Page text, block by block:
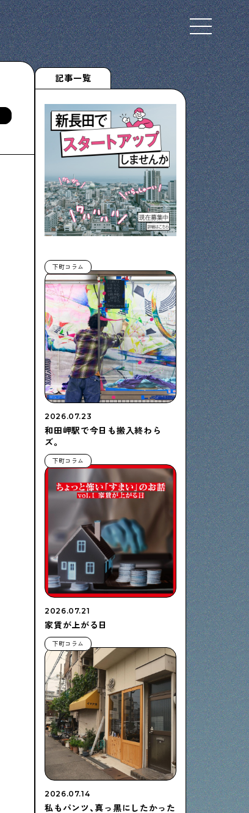
Select Language▼
下町くらし不動産
物件情報やリノベーション事例を紹介します
ぶらり、下町
下町の特集記事です
記事一覧
下町コラム
2026.07.23
和田岬駅で今日も搬入終わら
ズ。
下町コラム
2026.07.21
家賃が上がる日
下町コラム
2026.07.14
私もパンツ、真っ黒にしたかった